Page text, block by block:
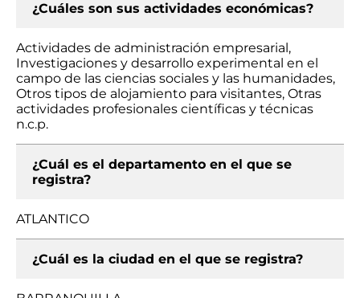
¿Cuáles son sus actividades económicas?
Actividades de administración empresarial,
Investigaciones y desarrollo experimental en el
campo de las ciencias sociales y las humanidades,
Otros tipos de alojamiento para visitantes, Otras
actividades profesionales científicas y técnicas
n.c.p.
¿Cuál es el departamento en el que se
registra?
ATLANTICO
¿Cuál es la ciudad en el que se registra?